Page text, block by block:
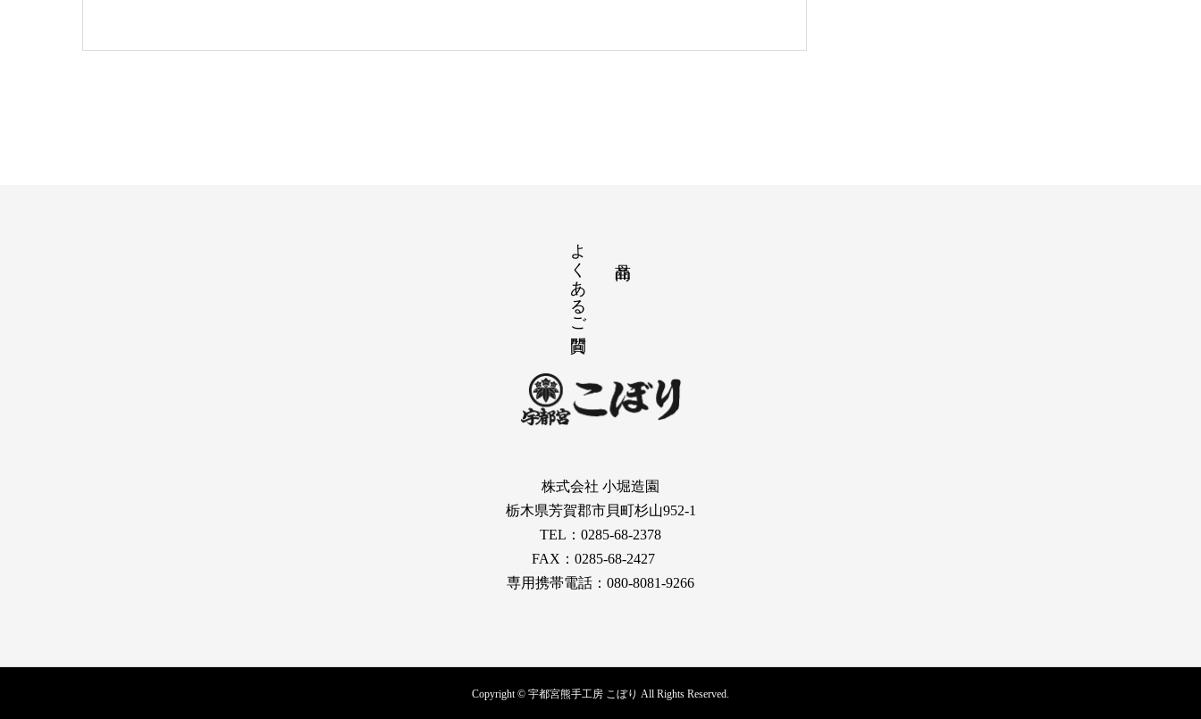
よくあるご質問
株式会社 小堀造園
栃木県芳賀郡市貝町杉山952-1
TEL：0285-68-2378
FAX：0285-68-2427
専用携帯電話：080-8081-9266
Copyright © 宇都宮熊手工房 こぼり All Rights Reserved.